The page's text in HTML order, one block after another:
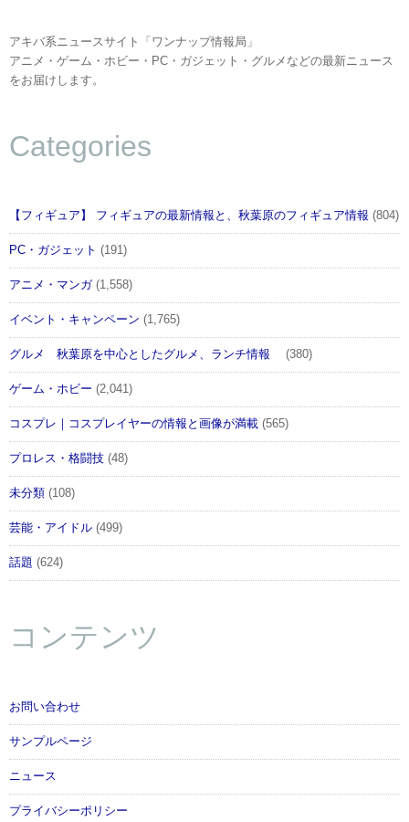
アキバ系ニュースサイト「ワンナップ情報局」
アニメ・ゲーム・ホビー・PC・ガジェット・グルメなどの最新ニュース
をお届けします。
Categories
【フィギュア】 フィギュアの最新情報と、秋葉原のフィギュア情報 (804)
PC・ガジェット (191)
アニメ・マンガ(1,558)
イベント・キャンペーン (1,765)
グルメ 秋葉原を中心としたグルメ、ランチ情報 (380)
ゲーム・ホビー (2,041)
コスプレ｜コスプレイヤーの情報と画像が満載 (565)
プロレス・格闘技 (48)
未分類 (108)
芸能・アイドル (499)
話題 (624)
コンテンツ
お問い合わせ
サンプルページ
ニュース
プライバシーポリシー